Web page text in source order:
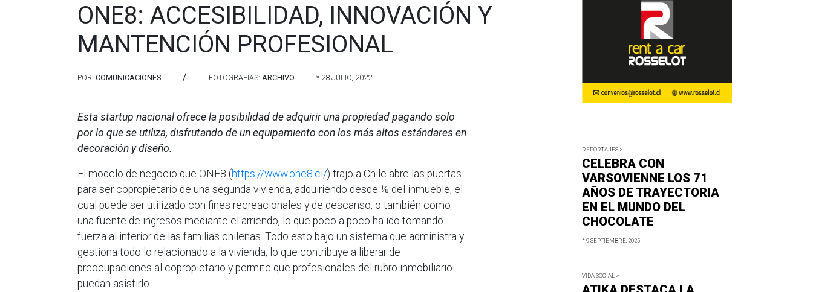
ONE8: ACCESIBILIDAD, INNOVACIÓN Y
MANTENCIÓN PROFESIONAL
POR: COMUNICACIONES / FOTOGRAFÍAS: ARCHIVO * 28 JULIO, 2022
Esta startup nacional ofrece la posibilidad de adquirir una propiedad pagando solo
por lo que se utiliza, disfrutando de un equipamiento con los más altos estándares en
decoración y diseño.
El modelo de negocio que ONE8 (https://www.one8.cl/) trajo a Chile abre las puertas
para ser copropietario de una segunda vivienda, adquiriendo desde ⅛ del inmueble, el
cual puede ser utilizado con fines recreacionales y de descanso, o también como
una fuente de ingresos mediante el arriendo, lo que poco a poco ha ido tomando
fuerza al interior de las familias chilenas. Todo esto bajo un sistema que administra y
gestiona todo lo relacionado a la vivienda, lo que contribuye a liberar de
preocupaciones al copropietario y permite que profesionales del rubro inmobiliario
puedan asistirlo.
REPORTAJES >
CELEBRA CON
VARSOVIENNE LOS 71
AÑOS DE TRAYECTORIA
EN EL MUNDO DEL
CHOCOLATE
* 9 SEPTIEMBRE, 2025
VIDA SOCIAL >